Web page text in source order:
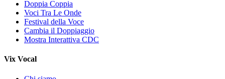
Doppia Coppia
Voci Tra Le Onde
Festival della Voce
Cambia il Doppiaggio
Mostra Interattiva CDC
Vix Vocal